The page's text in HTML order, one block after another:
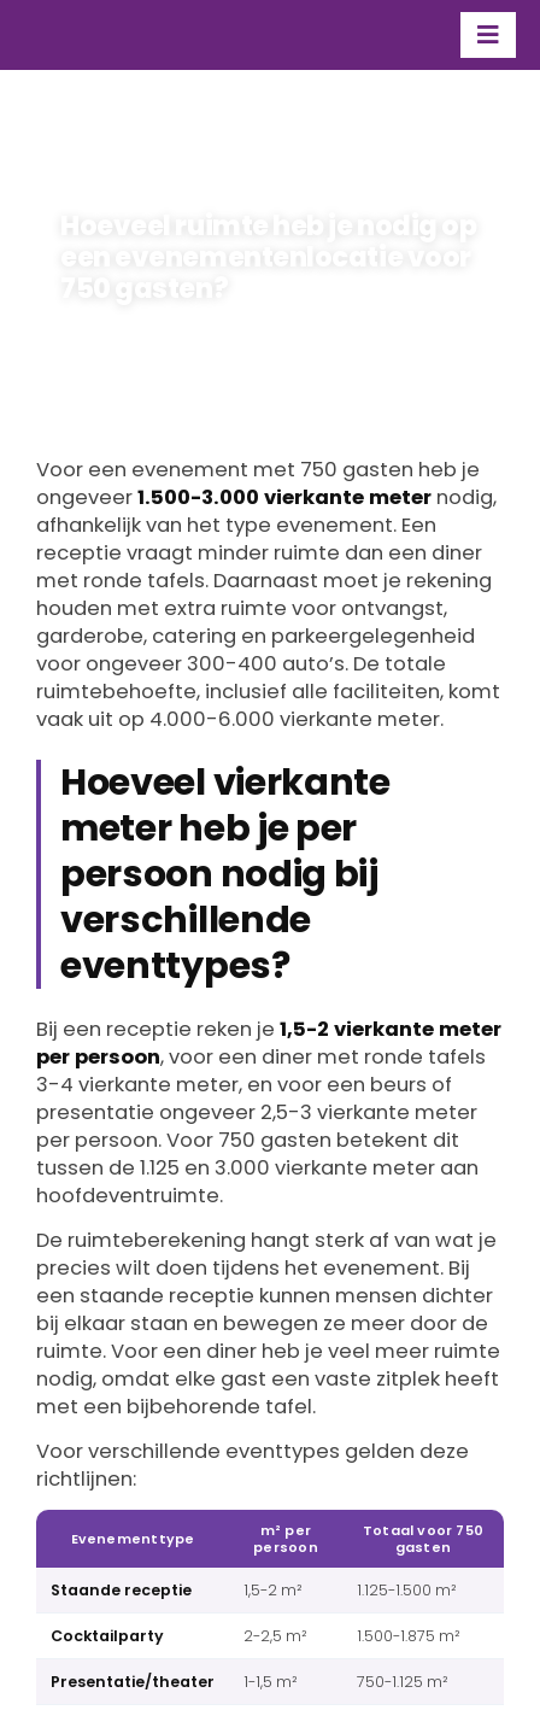
inhoud
Contact
Hoeveel ruimte heb je nodig op
een evenementenlocatie voor
750 gasten?
Voor een evenement met 750 gasten heb je
ongeveer1.500-3.000 vierkante meter nodig,
afhankelijk van het type evenement. Een
receptie vraagt minder ruimte dan een diner
met ronde tafels. Daarnaast moet je rekening
houden met extra ruimte voor ontvangst,
garderobe, catering en parkeergelegenheid
voor ongeveer 300-400 auto’s. De totale
ruimtebehoefte, inclusief alle faciliteiten, komt
vaak uit op 4.000-6.000 vierkante meter.
Hoeveel vierkante
meter heb je per
persoon nodig bij
verschillende
eventtypes?
Bij een receptie reken je 1,5-2 vierkante meter
per persoon, voor een diner met ronde tafels
3-4 vierkante meter, en voor een beurs of
presentatie ongeveer 2,5-3 vierkante meter
per persoon. Voor 750 gasten betekent dit
tussen de 1.125 en 3.000 vierkante meter aan
hoofdeventruimte.
De ruimteberekening hangt sterk af van wat je
precies wilt doen tijdens het evenement. Bij
een staande receptie kunnen mensen dichter
bij elkaar staan en bewegen ze meer door de
ruimte. Voor een diner heb je veel meer ruimte
nodig, omdat elke gast een vaste zitplek heeft
met een bijbehorende tafel.
Voor verschillende eventtypes gelden deze
richtlijnen:
Evenementtype
m² per
persoon
Totaal voor 750
gasten
Staande receptie 1,5-2 m² 1.125-1.500 m²
Cocktailparty 2-2,5 m² 1.500-1.875 m²
Presentatie/theater 1-1,5 m² 750-1.125 m²